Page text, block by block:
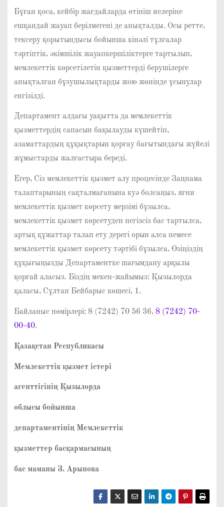
Бұған қоса, кейбір жағдайларда өтініш иелеріне
ешқандай жауап берілмегені де анықталды. Осы ретте,
тексеру қорытындысы бойынша кінәлі тұлғалар
тәртіптік, әкімшілік жауапкершіліктерге тартылып,
мемлекеттік көрсетілетін қызметтерді берушілерге
анықталған бұзушылықтарды жою жөнінде ұсынулар
енгізілді.
Департамент алдағы уақытта да мемлекеттік
қызметтердің сапасын бақылауды күшейтіп,
азаматтардың құқықтарын қорғау бағытындағы жүйелі
жұмыстарды жалғастыра береді.
Егер, Сіз мемлекеттік қызмет алу процесінде Заңнама
талаптарының сақталмағанына куә болсаңыз, яғни
мемлекеттік қызмет көрсету мерзімі бұзылса,
мемлекеттік қызмет көрсетуден негізсіз бас тартылса,
артық құжаттар талап ету дерегі орын алса немесе
мемлекеттік қызмет көрсету тәртібі бұзылса, Өзіңіздің
құқығыңызды Департаментке шағымдану арқылы
қорғай аласыз. Біздің мекен-жайымыз: Қызылорда
қаласы, Сұлтан Бейбарыс көшесі, 1.
Байланыс нөмірлері: 8 (7242) 70 56 36, 8 (7242) 70-
00-40.
Қазақстан Республикасы
Мемлекеттік қызмет істері
агенттігінің Қызылорда
облысы бойынша
департаментінің Мемлекеттік
қызметтер басқармасының
бас маманы З. Арынова